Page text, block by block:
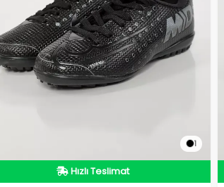
1
İndirimli Ürün